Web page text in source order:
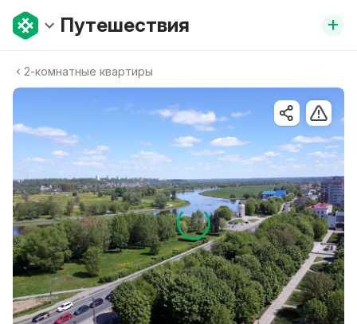
Путешествия +
2-комнатные квартиры